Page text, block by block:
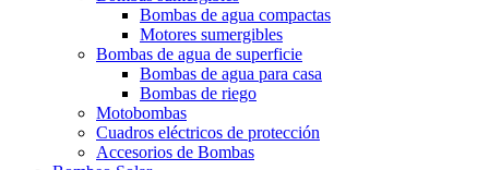
Bombas de agua compactas
Motores sumergibles
Bombas de agua de superficie
Bombas de agua para casa
Bombas de riego
Motobombas
Cuadros eléctricos de protección
Accesorios de Bombas